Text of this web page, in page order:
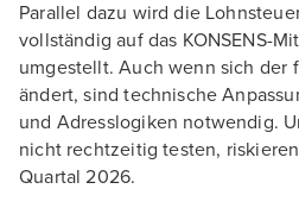
Parallel dazu wird die
vollständig auf das KONSENS-
umgestellt. Auch wenn sich der
ändert, sind technische
und Adresslogiken notwendig.
nicht rechtzeitig testen,
Quartal 2026.